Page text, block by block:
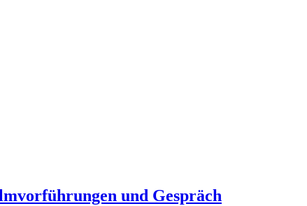
und Gespräch